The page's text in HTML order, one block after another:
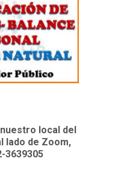
local del
lado de Zoom,
3639305